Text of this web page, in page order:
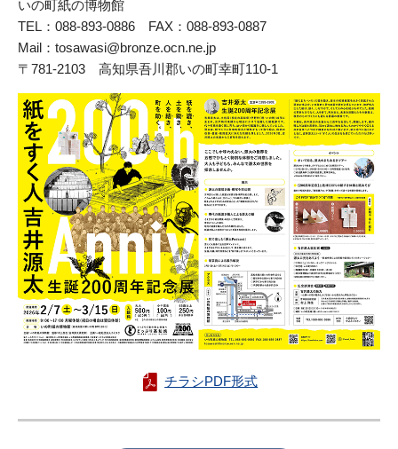
いの町紙の博物館
TEL：088-893-0886 FAX：088-893-0887
Mail：tosawasi@bronze.ocn.ne.jp
〒781-2103 高知県吾川郡いの町幸町110-1
チラシPDF形式